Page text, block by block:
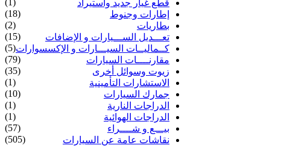
قطع غيار جديد واستيراد
إطارات وجنوط
(18)
بطاريات
(2)
تعـــديل الســـيارات و الإضافات
(15)
كــماليــات السيـــارات و الإكسسوارات(5)
مقارنــــات السيارات
(79)
زيوت وسوائل أخرى
(35)
الاستشارات التأمينية
(1)
جمارك السيارات
(10)
الدراجات النارية
(1)
الدراجات الهوائية
(1)
بيـــع و شــــراء
(57)
نقاشات عامة عن السيارات
(505)